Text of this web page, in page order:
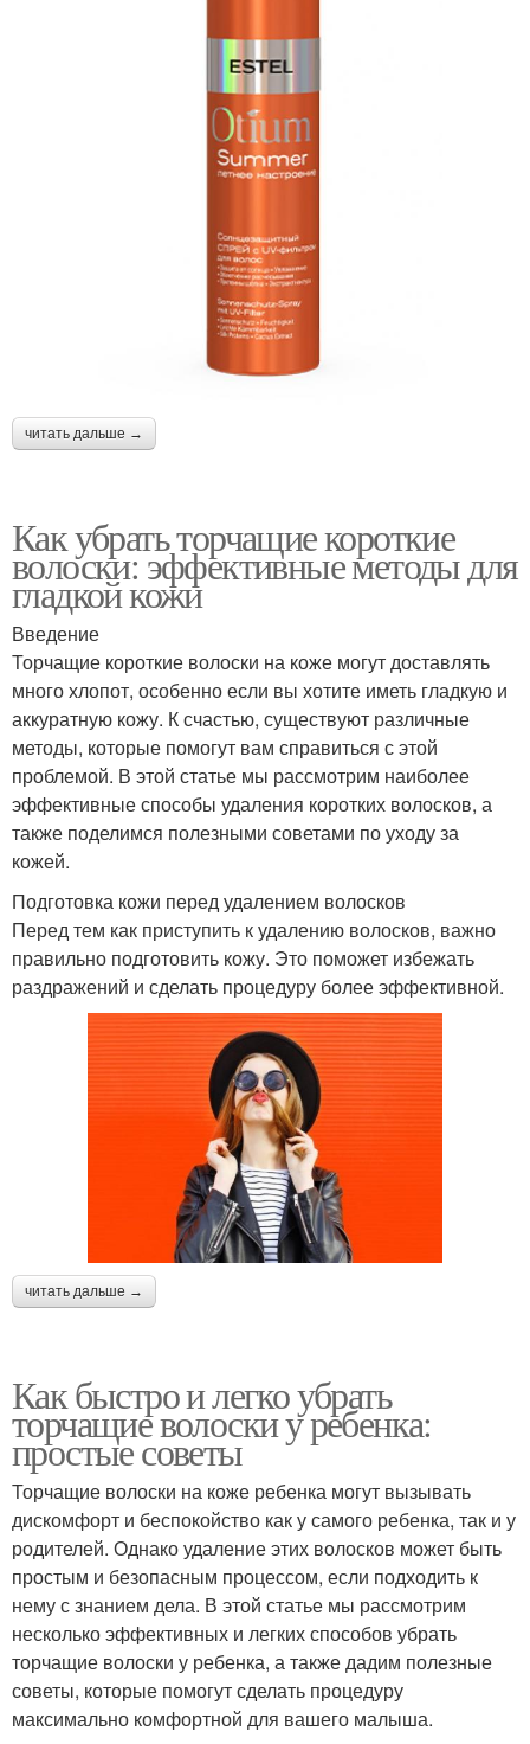
читать дальше →
Как убрать торчащие короткие
волоски: эффективные методы для
гладкой кожи
Введение
Торчащие короткие волоски на коже могут доставлять
много хлопот, особенно если вы хотите иметь гладкую и
аккуратную кожу. К счастью, существуют различные
методы, которые помогут вам справиться с этой
проблемой. В этой статье мы рассмотрим наиболее
эффективные способы удаления коротких волосков, а
также поделимся полезными советами по уходу за
кожей.
Подготовка кожи перед удалением волосков
Перед тем как приступить к удалению волосков, важно
правильно подготовить кожу. Это поможет избежать
раздражений и сделать процедуру более эффективной.
читать дальше →
Как быстро и легко убрать
торчащие волоски у ребенка:
простые советы
Торчащие волоски на коже ребенка могут вызывать
дискомфорт и беспокойство как у самого ребенка, так и у
родителей. Однако удаление этих волосков может быть
простым и безопасным процессом, если подходить к
нему с знанием дела. В этой статье мы рассмотрим
несколько эффективных и легких способов убрать
торчащие волоски у ребенка, а также дадим полезные
советы, которые помогут сделать процедуру
максимально комфортной для вашего малыша.